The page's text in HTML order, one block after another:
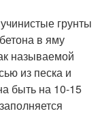
грунты
в яму
называемой
из песка и
быть на 10-15